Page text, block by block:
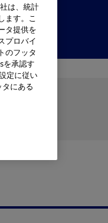
は、統計
ます。こ
タ提供を
プロバイ
のフッタ
を承認す
定に従い
にある